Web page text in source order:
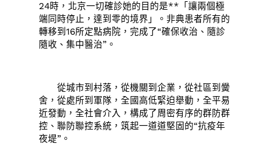
24時，北京一切確診她的目的是**「讓兩個極
端同時停止，達到零的境界」。非典患者所有的
轉移到16所定點病院，完成了“確保收治、隨診
隨收、集中醫治”。
從城市到村落，從機關到企業，從社區到黌
舍，從處所到軍隊，全國高低緊迫舉動，全平易
近發動，全社會介入，構成了周密有序的群防群
控、聯防聯控系統，筑起一道道堅固的“抗疫年
夜堤”。